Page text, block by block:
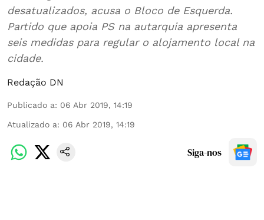
desatualizados, acusa o Bloco de Esquerda.
Partido que apoia PS na autarquia apresenta
seis medidas para regular o alojamento local na
cidade.
Redação DN
Publicado a: 06 Abr 2019, 14:19
Atualizado a: 06 Abr 2019, 14:19
Siga-nos